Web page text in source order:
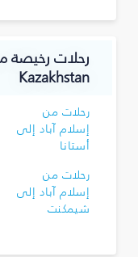
رحلات رخيصة
Kazakhstan
رحلات من
إسلام آباد إلى
أستانا
رحلات من
إسلام آباد إلى
شيمكنت